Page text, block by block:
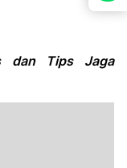
dan Tips Jaga